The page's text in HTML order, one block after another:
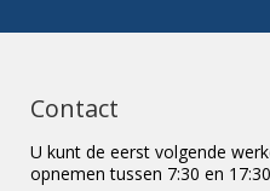
Contact
U kunt de eerst volgende
opnemen tussen 7:30 en